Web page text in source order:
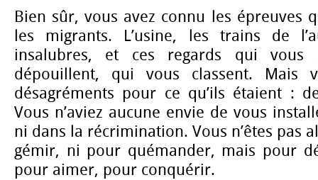
Bien sûr, vous avez connu les épreuves
les migrants. L’usine, les trains de
insalubres, et ces regards qui vous
dépouillent, qui vous classent. Mais
désagréments pour ce qu’ils étaient :
Vous n’aviez aucune envie de vous
ni dans la récrimination. Vous n’êtes pas
gémir, ni pour quémander, mais pour
pour aimer, pour conquérir.